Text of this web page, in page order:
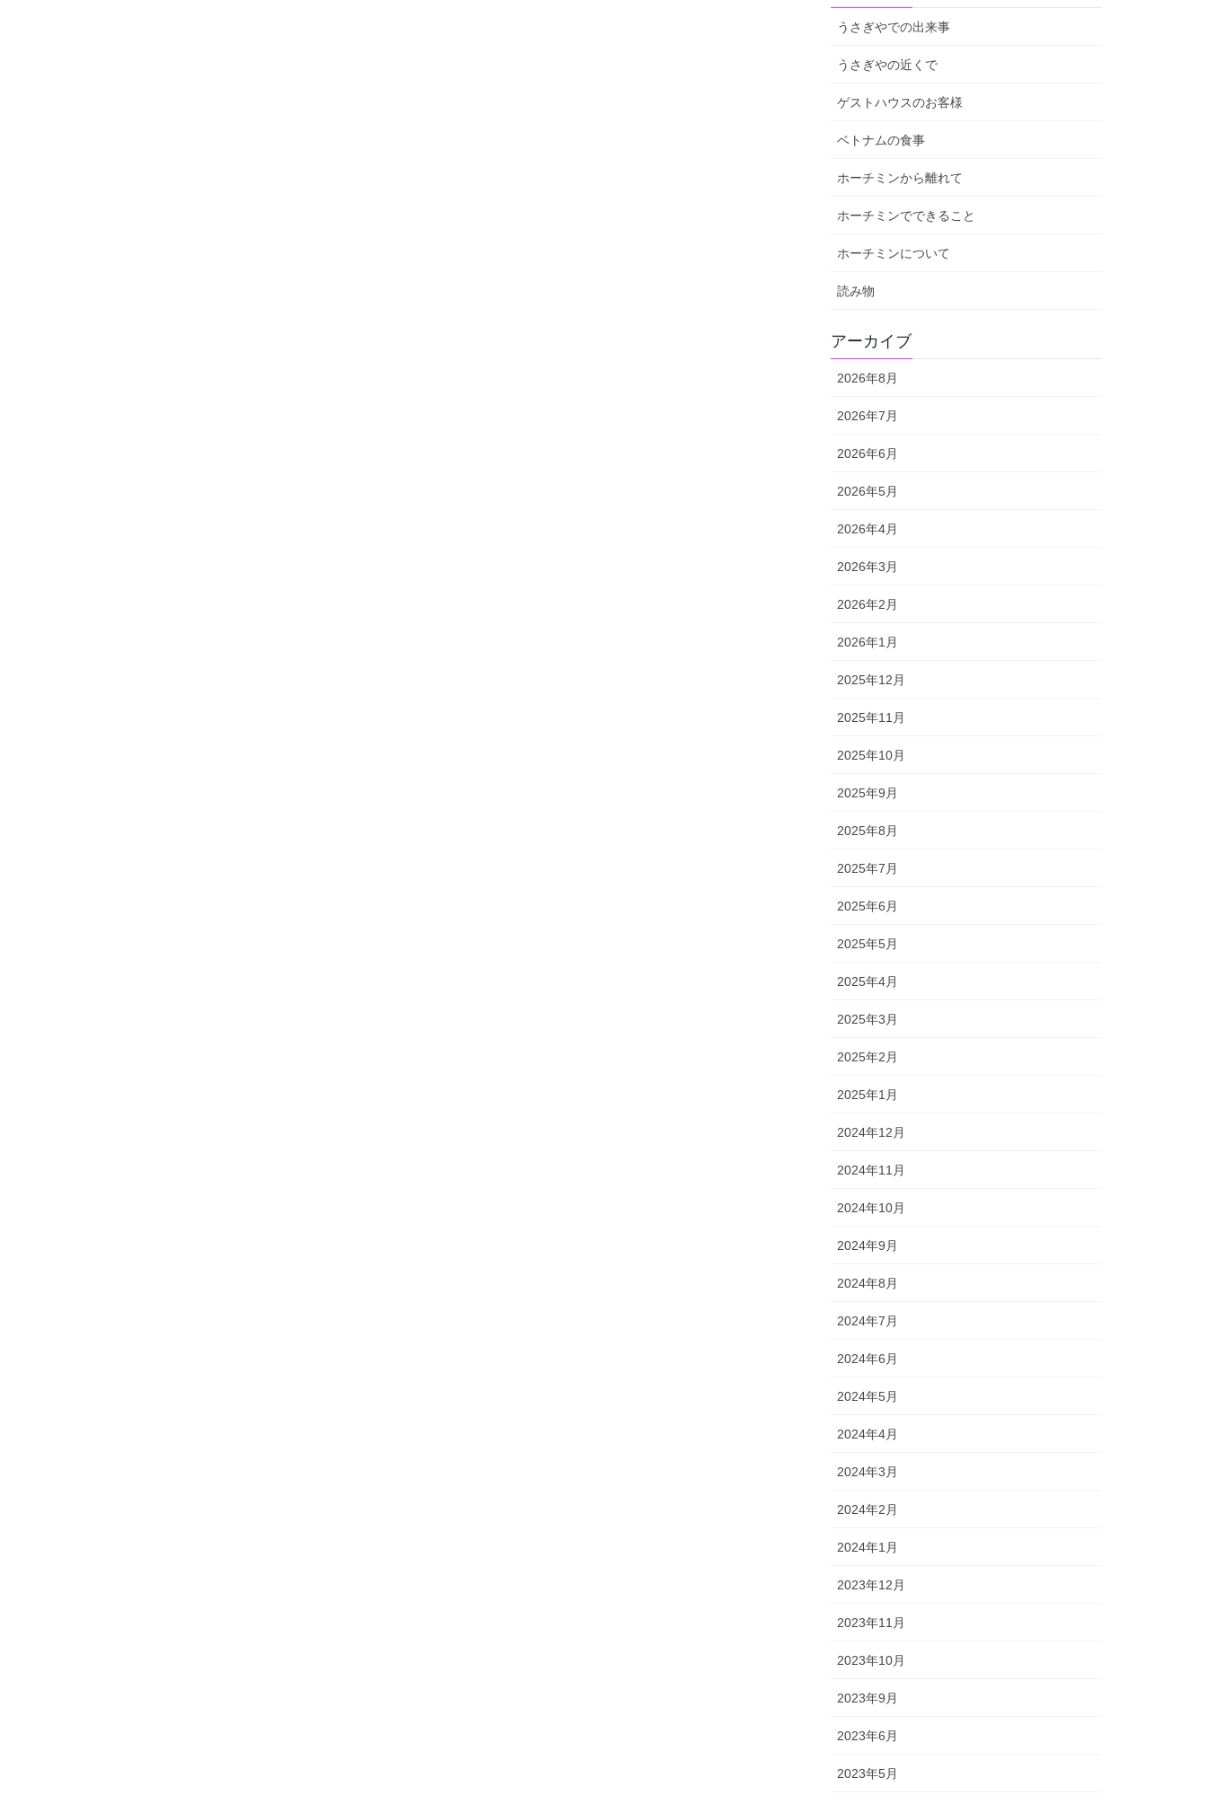
うさぎやでの出来事
うさぎやの近くで
ゲストハウスのお客様
ベトナムの食事
ホーチミンから離れて
ホーチミンでできること
ホーチミンについて
読み物
アーカイブ
2026年8月
2026年7月
2026年6月
2026年5月
2026年4月
2026年3月
2026年2月
2026年1月
2025年12月
2025年11月
2025年10月
2025年9月
2025年8月
2025年7月
2025年6月
2025年5月
2025年4月
2025年3月
2025年2月
2025年1月
2024年12月
2024年11月
2024年10月
2024年9月
2024年8月
2024年7月
2024年6月
2024年5月
2024年4月
2024年3月
2024年2月
2024年1月
2023年12月
2023年11月
2023年10月
2023年9月
2023年6月
2023年5月